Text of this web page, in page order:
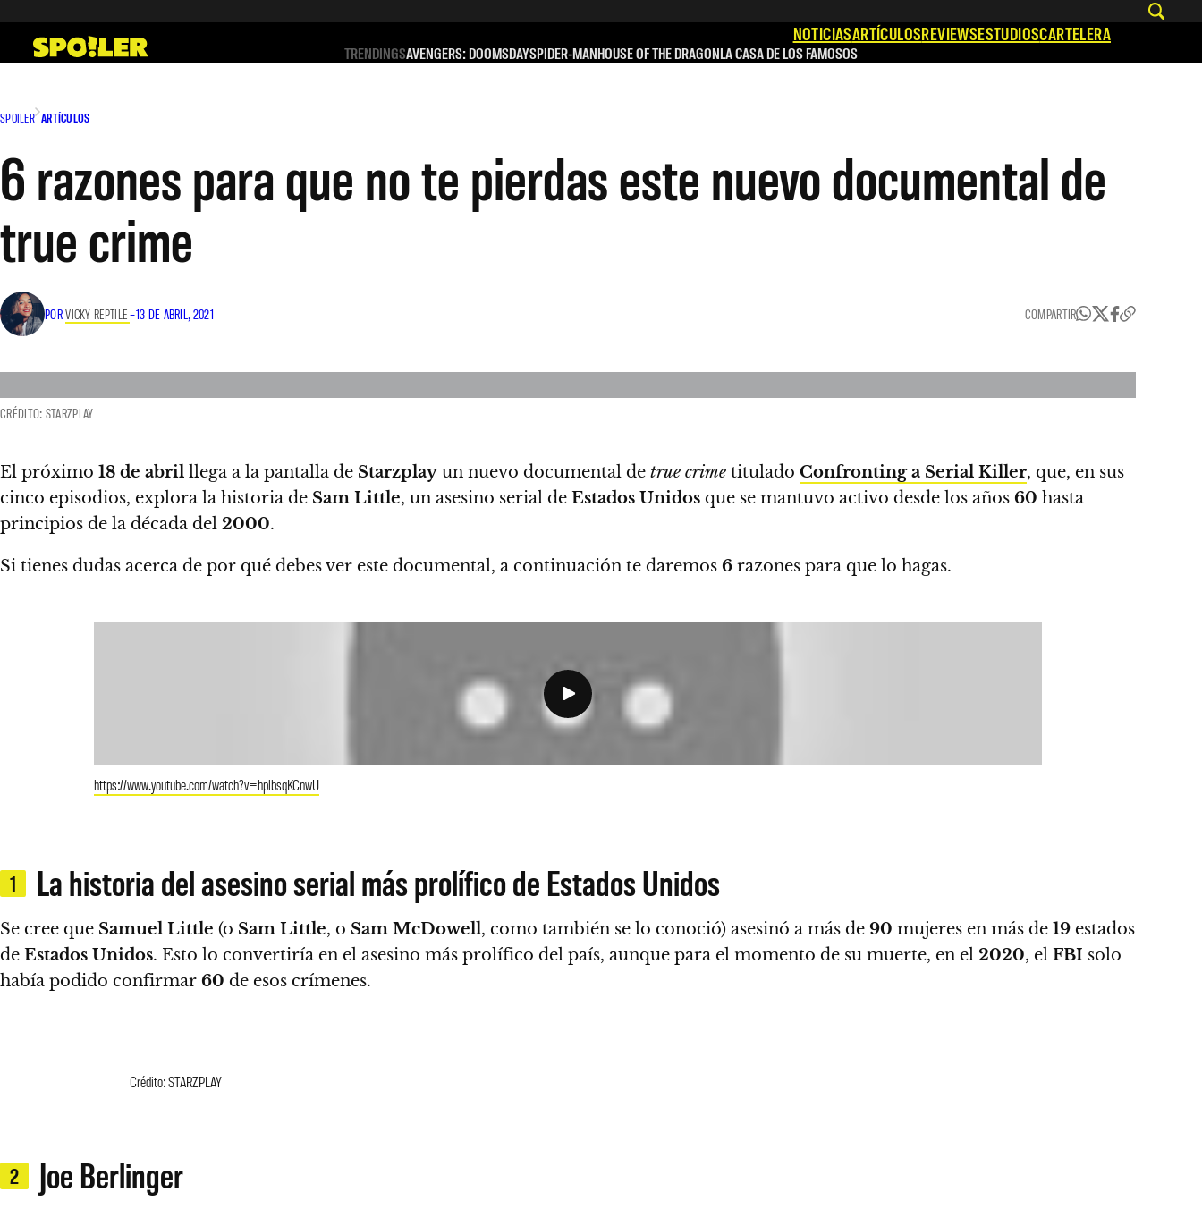
contenido
NOTICIASARTÍCULOSREVIEWSESTUDIOSCARTELERA
TRENDINGSAVENGERS: DOOMSDAYSPIDER-MANHOUSE OF THE DRAGONLA CASA DE LOS FAMOSOS
SPOILER ARTÍCULOS
6 razones para que no te pierdas este nuevo documental de
true crime
PORVICKY REPTILE–13 DE ABRIL, 2021 COMPARTIR
CRÉDITO: STARZPLAY
El próximo 18 de abril llega a la pantalla de Starzplay un nuevo documental de true crime titulado Confronting a Serial Killer, que, en sus
cinco episodios, explora la historia de Sam Little, un asesino serial de Estados Unidos que se mantuvo activo desde los años 60 hasta
principios de la década del 2000.
Si tienes dudas acerca de por qué debes ver este documental, a continuación te daremos 6 razones para que lo hagas.
https://www.youtube.com/watch?v=hplbsqKCnwU
1 La historia del asesino serial más prolífico de Estados Unidos
Se cree que Samuel Little (o Sam Little, o Sam McDowell, como también se lo conoció) asesinó a más de 90 mujeres en más de 19 estados
de Estados Unidos. Esto lo convertiría en el asesino más prolífico del país, aunque para el momento de su muerte, en el 2020, el FBI solo
había podido confirmar 60 de esos crímenes.
Crédito: STARZPLAY
2 Joe Berlinger